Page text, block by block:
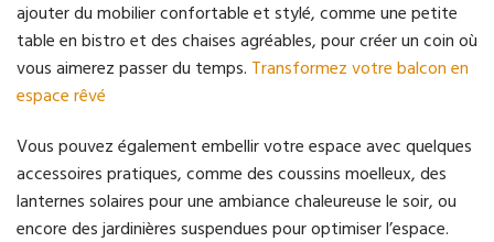
ajouter du mobilier confortable et stylé, comme une petite
table en bistro et des chaises agréables, pour créer un coin où
vous aimerez passer du temps. Transformez votre balcon en
espace rêvé
Vous pouvez également embellir votre espace avec quelques
accessoires pratiques, comme des coussins moelleux, des
lanternes solaires pour une ambiance chaleureuse le soir, ou
encore des jardinières suspendues pour optimiser l’espace.